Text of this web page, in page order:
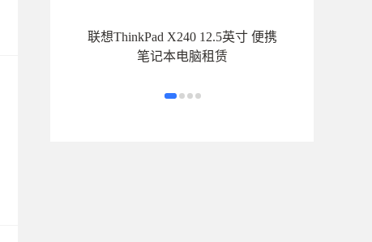
联想ThinkPad X240 12.5英寸 便携
笔记本电脑租赁